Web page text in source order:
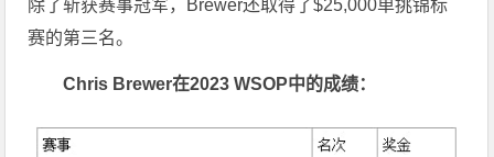
除了斩获赛事冠军，Brewer还取得了$25,000单挑锦标
赛的第三名。
Chris Brewer在2023 WSOP中的成绩：